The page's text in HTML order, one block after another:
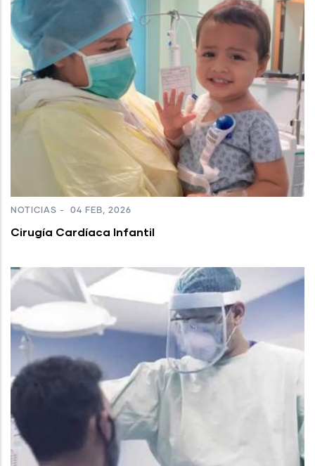
NOTICIAS - 04 FEB, 2026
Cirugía Cardíaca Infantil